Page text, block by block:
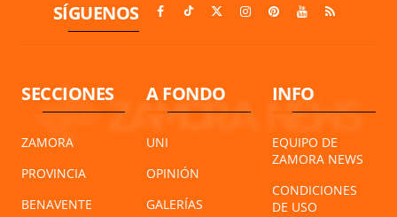
SÍGUENOS
SECCIONES
ZAMORA
PROVINCIA
BENAVENTE
A FONDO
UNI
OPINIÓN
GALERÍAS
INFO
EQUIPO DE
ZAMORA NEWS
CONDICIONES
DE USO